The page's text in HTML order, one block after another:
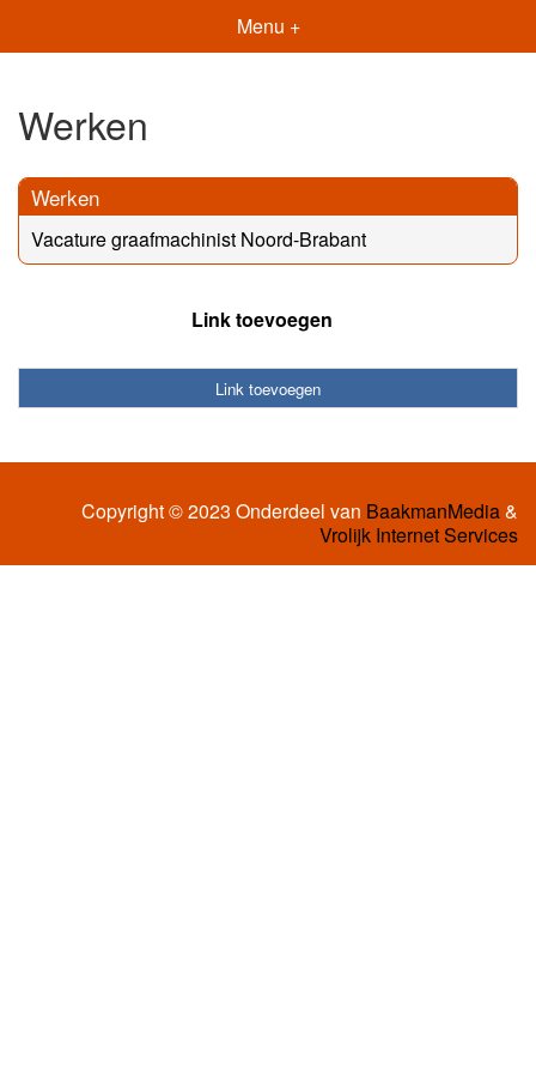
Menu +
Werken
Werken
Vacature graafmachinist Noord-Brabant
Link toevoegen
Link toevoegen
Copyright © 2023 Onderdeel van BaakmanMedia&
Vrolijk Internet Services